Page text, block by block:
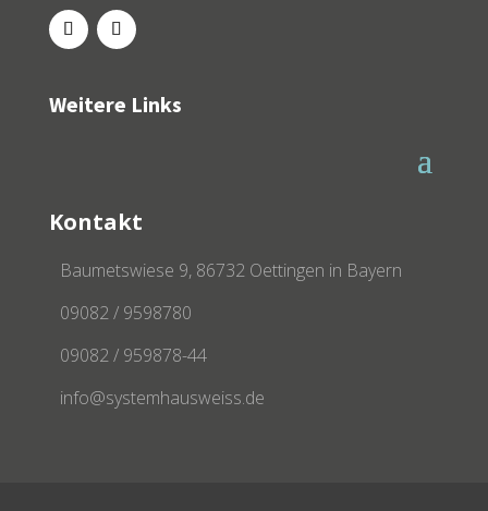
Weitere Links
Kontakt
Baumetswiese 9, 86732 Oettingen in Bayern
09082 / 9598780
09082 / 959878-44
info@systemhausweiss.de